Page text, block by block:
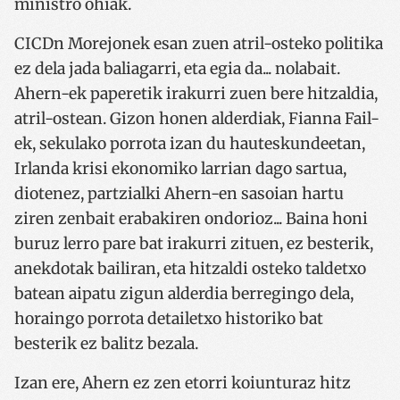
ministro ohiak.
CICDn Morejonek esan zuen atril-osteko politika
ez dela jada baliagarri, eta egia da... nolabait.
Ahern-ek paperetik irakurri zuen bere hitzaldia,
atril-ostean. Gizon honen alderdiak, Fianna Fail-
ek, sekulako porrota izan du hauteskundeetan,
Irlanda krisi ekonomiko larrian dago sartua,
diotenez, partzialki Ahern-en sasoian hartu
ziren zenbait erabakiren ondorioz... Baina honi
buruz lerro pare bat irakurri zituen, ez besterik,
anekdotak bailiran, eta hitzaldi osteko taldetxo
batean aipatu zigun alderdia berregingo dela,
horaingo porrota detailetxo historiko bat
besterik ez balitz bezala.
Izan ere, Ahern ez zen etorri koiunturaz hitz
VISITOR_PRIVACY_METADATA
YouTube
.youtube.com
5 hilabete
4 aste
__cf_bm
Cloudflare Inc.
.twitter.com